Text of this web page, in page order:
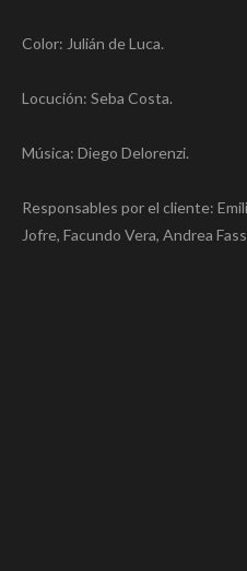
Color: Julián de Luca.
Locución: Seba Costa.
Música: Diego Delorenzi.
Responsables por el cliente:
Jofre, Facundo Vera, Andrea